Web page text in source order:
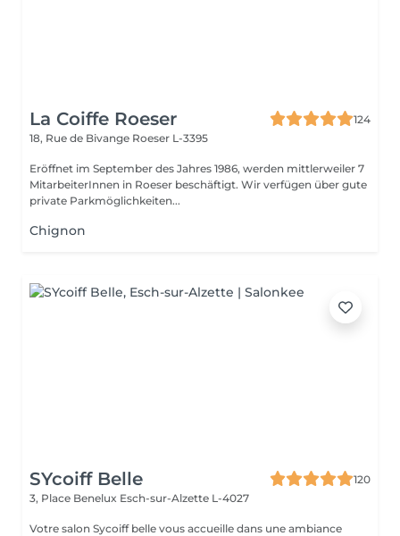
La Coiffe Roeser
124
18, Rue de Bivange Roeser L-3395
Eröffnet im September des Jahres 1986, werden mittlerweiler 7
MitarbeiterInnen in Roeser beschäftigt. Wir verfügen über gute
private Parkmöglichkeiten...
Chignon
SYcoiff Belle
120
3, Place Benelux Esch-sur-Alzette L-4027
Votre salon Sycoiff belle vous accueille dans une ambiance